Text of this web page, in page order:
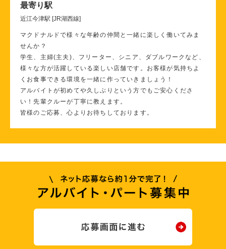
最寄り駅
近江今津駅 [JR湖西線]
マクドナルドで様々な年齢の仲間と一緒に楽しく働いてみま
せんか？
学生、主婦(主夫)、フリーター、シニア、ダブルワークなど、
様々な方が活躍している楽しい店舗です。お客様が気持ちよ
くお食事できる環境を一緒に作っていきましょう！
アルバイトが初めてや久しぶりという方でもご安心くださ
い！先輩クルーが丁寧に教えます。
皆様のご応募、心よりお待ちしております。